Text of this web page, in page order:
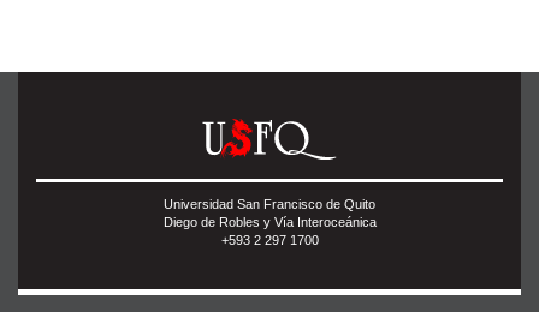
Universidad San Francisco de Quito
Diego de Robles y Vía Interoceánica
+593 2 297 1700